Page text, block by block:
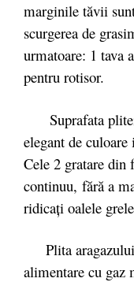
marginile tăvii
scurgerea de
urmatoare: 1 tava
pentru rotisor.
Suprafata plitei
elegant de culoare
Cele 2 gratare din
continuu, fără a
ridicaţi oalele
Plita aragazului
alimentare cu gaz